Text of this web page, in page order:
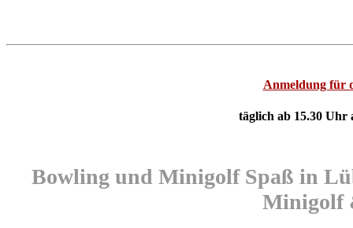
Anmeldung für
täglich ab 15.30 Uhr
Bowling und Minigolf Spaß in
Minigolf